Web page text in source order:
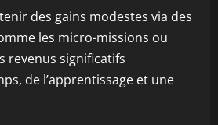
des gains modestes via des
les micro-missions ou
revenus significatifs
de l’apprentissage et une